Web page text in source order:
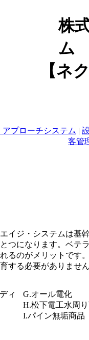
株
ム
【ネ
プローチシステム |
客管
イジ・システムは基
つになります。ベテ
るのがメリットです
する必要がありません
ィ
G.オール電化
H.松下電工水周
I.パイン無垢商品